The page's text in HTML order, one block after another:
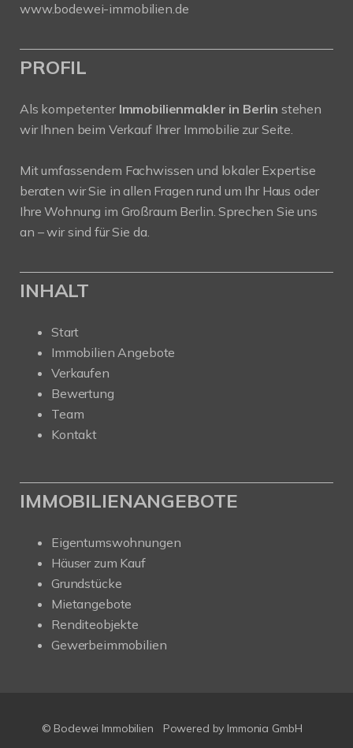
www.bodewei-immobilien.de
PROFIL
Als kompetenter Immobilienmakler in Berlin stehen
wir Ihnen beim Verkauf Ihrer Immobilie zur Seite.
Mit umfassendem Fachwissen und lokaler Expertise
beraten wir Sie in allen Fragen rund um Ihr Haus oder
Ihre Wohnung im Großraum Berlin. Sprechen Sie uns
an – wir sind für Sie da.
INHALT
Start
Immobilien Angebote
Verkaufen
Bewertung
Team
Kontakt
IMMOBILIENANGEBOTE
Eigentumswohnungen
Häuser zum Kauf
Grundstücke
Mietangebote
Renditeobjekte
Gewerbeimmobilien
© Bodewei Immobilien
Powered by Immonia GmbH